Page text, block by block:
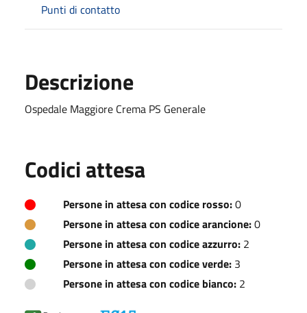
Punti di contatto
Descrizione
Ospedale Maggiore Crema PS Generale
Codici attesa
Persone in attesa con codice rosso:0
Persone in attesa con codice arancione:0
Persone in attesa con codice azzurro: 2
Persone in attesa con codice verde: 3
Persone in attesa con codice bianco: 2